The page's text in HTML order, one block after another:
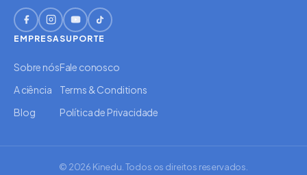
EMPRESA
Sobre nós
A ciência
Blog
SUPORTE
Fale conosco
Terms & Conditions
Política de Privacidade
© 2026 Kinedu. Todos os direitos reservados.